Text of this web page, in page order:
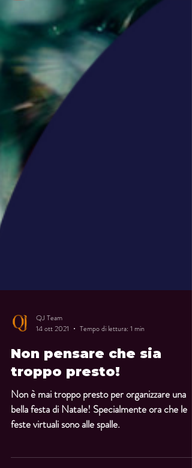
QJ Team
Tempo di lettura: 1 min
Non pensare che sia
troppo presto!
Non è mai troppo presto per organizzare una
feste virtuali sono alle spalle.